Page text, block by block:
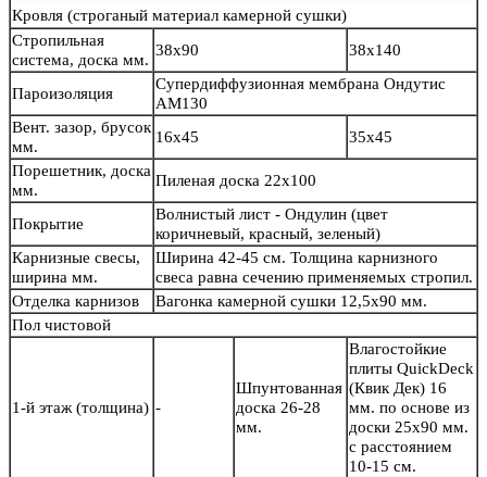
Кровля (строганый материал камерной сушки)
Стропильная
система, доска мм.
38х90 38х140
Пароизоляция
Супердиффузионная мембрана Ондутис
АМ130
Вент. зазор, брусок
мм.
16х45
35х45
Порешетник, доска
мм.
Пиленая доска 22х100
Покрытие
Волнистый лист - Ондулин (цвет
коричневый, красный, зеленый)
Карнизные свесы,
ширина мм.
Ширина 42-45 см. Толщина карнизного
свеса равна сечению применяемых стропил.
Отделка карнизов
Вагонка камерной сушки 12,5х90 мм.
Пол чистовой
1-й этаж (толщина) -
Шпунтованная
доска 26-28
мм.
Влагостойкие
плиты QuickDeck
(Квик Дек) 16
мм. по основе из
доски 25х90 мм.
с расстоянием
10-15 см.